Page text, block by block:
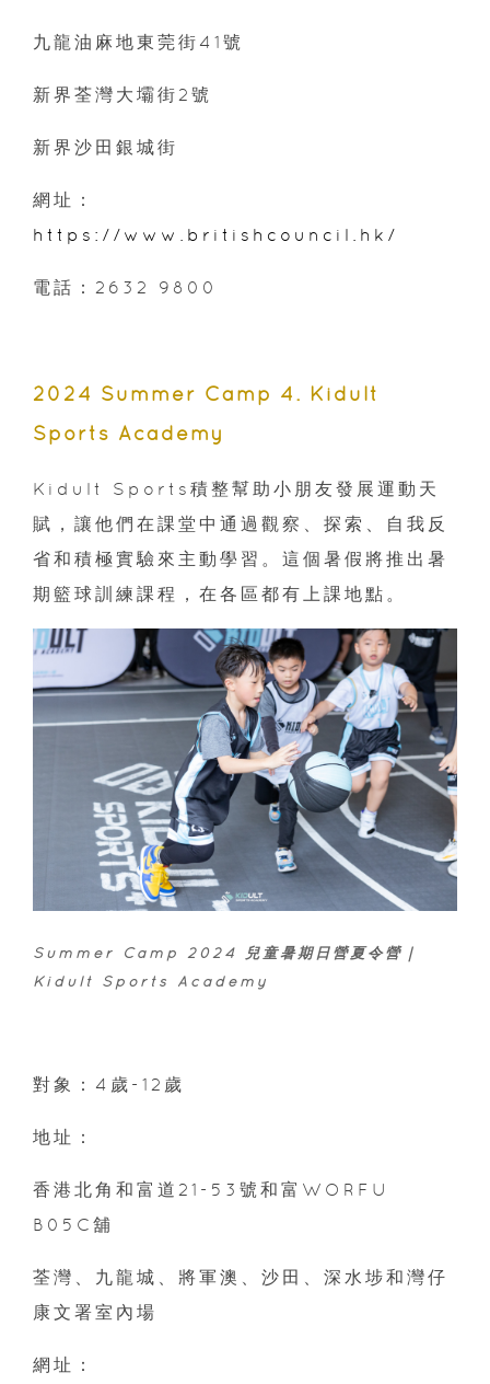
九龍油麻地東莞街41號
新界荃灣大壩街2號
新界沙田銀城街
網址：
https://www.britishcouncil.hk/
電話：2632 9800
2024 Summer Camp 4. Kidult
Sports Academy
Kidult Sports積整幫助小朋友發展運動天
賦，讓他們在課堂中通過觀察、探索、自我反
省和積極實驗來主動學習。這個暑假將推出暑
期籃球訓練課程，在各區都有上課地點。
Summer Camp 2024 兒童暑期日營夏令營｜
Kidult Sports Academy
對象：4歲-12歲
地址：
香港北角和富道21-53號和富WORFU
B05C舖
荃灣、九龍城、將軍澳、沙田、深水埗和灣仔
康文署室內場
網址：